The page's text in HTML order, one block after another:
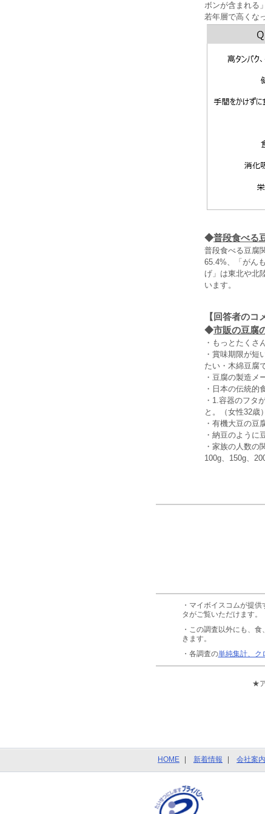
ボンが含まれる
若年層で高くな
◆普段食べる
普段食べる豆腐
65.4%、「がん
げ」は東北や北
います。
【回答者のコ
◆市販の豆腐
・もっとたくさ
・賞味期限が短
たい・木綿豆腐
・豆腐の製造メ
・日本の伝統的
・1.容器のフタ
と。（女性32歳）
・有機大豆の豆
・納豆のように
・家族の人数の
100g、150g、
・マイボイスコムが提供
タがご覧いただけます。
・この調査以外にも、
きます。
・各調査の単純集計、ク
★
HOME 新着情報 会社案内